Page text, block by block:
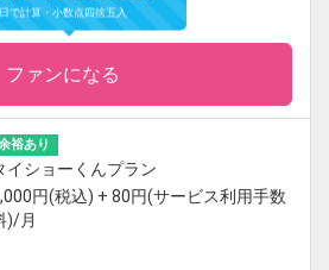
で計算・小数点四捨五入
ファンになる
裕あり
イショーくんプラン
円(税込) + 80円(サービス利用手数
)/月